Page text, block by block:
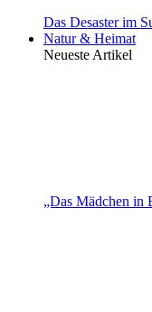
Das Desaster im
Natur & Heimat
Neueste Artikel
„Das Mädchen in